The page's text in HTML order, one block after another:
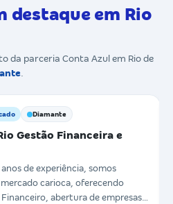
destaque em Rio
da parceria Conta Azul em Rio de
.
Diamante
Gestão Financeira e
de experiência, somos
carioca, oferecendo
Financeiro, abertura de empresas,